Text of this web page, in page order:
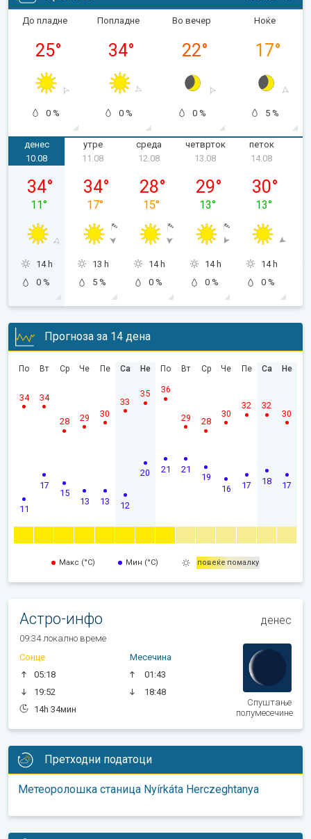
До пладне
25°
0 %
Попладне
34°
0 %
Во вечер
22°
0 %
Ноќе
17°
5 %
денес
понеделник, 10.08
10.08
34°
11°
14 h
0 %
утре
11.08
34°
17°
13 h
5 %
среда
12.08
28°
15°
14 h
0 %
четврток
13.08
29°
13°
14 h
0 %
петок
14.08
30°
13°
14 h
0 %
Прогноза за 14 дена
По
11
34
Вт
17
34
Ср
15
28
Че
13
29
Пе
13
30
Са
12
33
Не
20
35
По
21
36
Вт
21
29
Ср
19
28
Че
16
30
Пе
17
32
Са
18
32
Не
17
30
Макс (°C) Мин (°C) повеќе помалку
Астро-инфо денес
09:34 локално време
Сонце
05:18
19:52
14h 34мин
Месечина
01:43
18:48
Спуштање
полумесечине
Претходни податоци
Метеоролошка станица Nyírkáta Herczeghtanya